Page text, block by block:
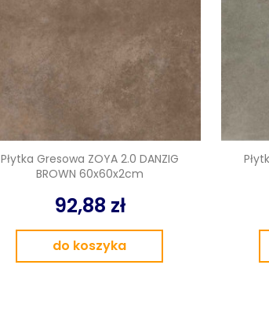
Taras wentylowany
Płyty na podjazd
Akcesoria ogrodowe
Meble ogrodowe
Pellet sosnowy
Płytka Gresowa ZOYA 2.0 DANZIG
BROWN 60x60x2cm
92,88 zł
do koszyka